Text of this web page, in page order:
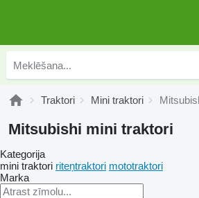
Traktori Mini traktori
Mitsubishi mini traktori
Kategorija
mini traktori riteņtraktori mototraktori
Marka